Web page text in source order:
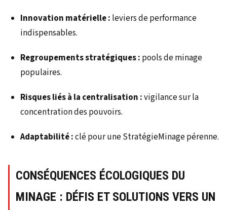
Innovation matérielle : leviers de performance
indispensables.
Regroupements stratégiques : pools de minage
populaires.
Risques liés à la centralisation :vigilance sur la
concentration des pouvoirs.
Adaptabilité :clé pour une StratégieMinage pérenne.
CONSÉQUENCES ÉCOLOGIQUES DU
MINAGE : DÉFIS ET SOLUTIONS VERS UN